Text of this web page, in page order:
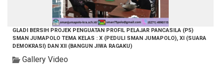
GLADI BERSIH PROJEK PENGUATAN PROFIL PELAJAR PANCASILA (P5)
SMAN JUMAPOLO TEMA KELAS : X (PEDULI SMAN JUMAPOLO), XI (SUARA
DEMOKRASI) DAN XII (BANGUN JIWA RAGAKU)
Gallery Video